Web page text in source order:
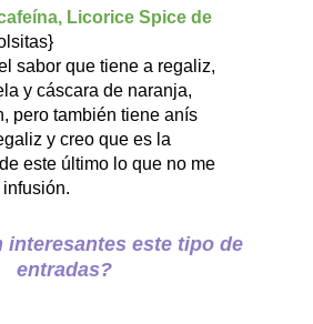
Licorice Spice de
sabor que tiene a regaliz,
y cáscara de naranja,
pero también tiene anís
y creo que es la
este último lo que no me
interesantes este tipo de
entradas?